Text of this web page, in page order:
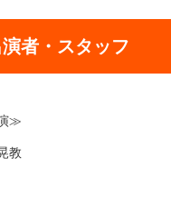
者・スタッフ
≫
教